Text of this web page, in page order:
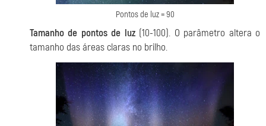
Pontos de luz = 90
Tamanho de pontos de luz(10-100). O parâmetro altera o
tamanho das áreas claras no brilho.